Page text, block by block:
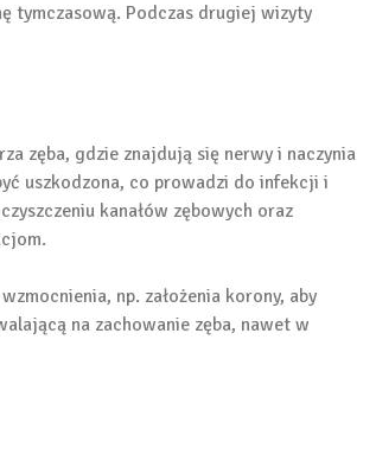
tymczasową. Podczas drugiej wizyty
zęba, gdzie znajdują się nerwy i naczynia
uszkodzona, co prowadzi do infekcji i
kanałów zębowych oraz
np. założenia korony, aby
na zachowanie zęba, nawet w